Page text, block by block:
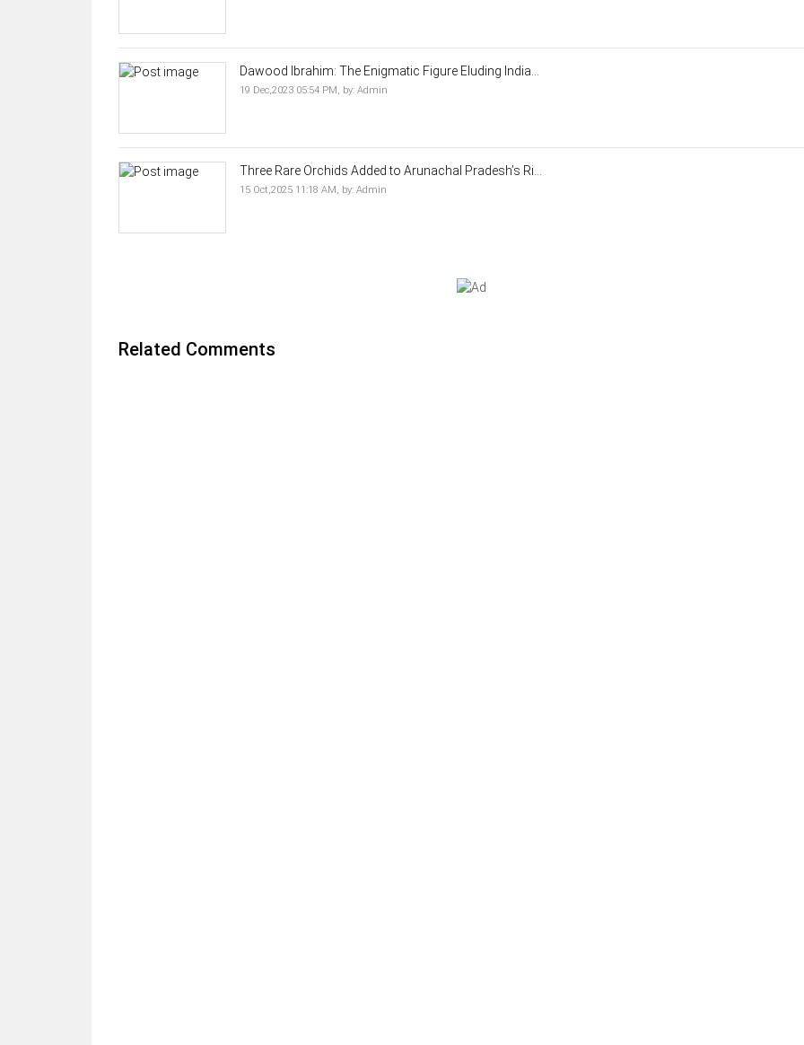
Dawood Ibrahim: The Enigmatic Figure Eluding India...
19 Dec,2023 05:54 PM, by: Admin
Three Rare Orchids Added to Arunachal Pradesh’s Ri...
15 Oct,2025 11:18 AM, by: Admin
Related Comments